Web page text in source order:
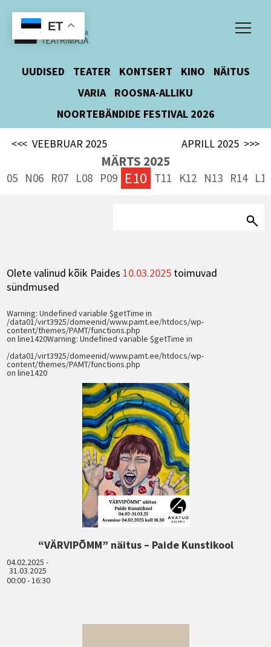
UUDISED TEATER KONTSERT KINO
NÄITUS
VARIA
ROOSNA-ALLIKU
NOORTEBÄNDIDE FESTIVAL 2026
<<< VEEBRUAR 2025
MÄRTS 2025
APRILL 2025 >>>
K05 N06 R07 L08 P09 E10 T11 K12 N13 R14
Olete valinud kõik Paides 10.03.2025 toimuvad
sündmused
Warning: Undefined variable $getTime in
/data01/virt3925/domeenid/www.pamt.ee/htdocs/wp-
content/themes/PAMT/functions.php
on line1420Warning: Undefined variable $getTime in
/data01/virt3925/domeenid/www.pamt.ee/htdocs/wp-
content/themes/PAMT/functions.php
on line1420
“VÄRVIPÕMM” näitus – Paide Kunstikool
04.02.2025 -
31.03.2025
00:00 - 16:30
ET